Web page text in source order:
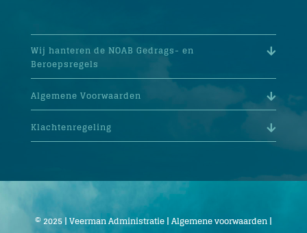
Wij hanteren de NOAB Gedrags- en
Beroepsregels
Algemene Voorwaarden
Klachtenregeling
© 2025 | Veerman Administratie |Algemene voorwaarden|